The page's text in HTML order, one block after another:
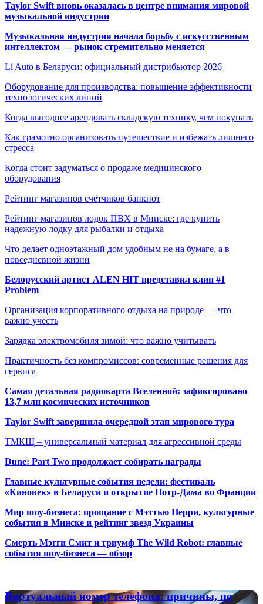
Taylor Swift вновь оказалась в центре внимания мировой
музыкальной индустрии
Музыкальная индустрия начала борьбу с искусственным
интеллектом — рынок стремительно меняется
Li Auto в Беларуси: официальный дистрибьютор 2026
Оборудование для производства: повышение эффективности
технологических линий
Когда выгоднее арендовать складскую технику, чем покупать
Как грамотно организовать путешествие и избежать лишнего
стресса
Когда стоит задуматься о продаже медицинского
оборудования
Рейтинг магазинов счётчиков банкнот
Рейтинг магазинов лодок ПВХ в Минске: где купить
надежную лодку для рыбалки и отдыха
Что делает одноэтажный дом удобным не на бумаге, а в
повседневной жизни
Белорусский артист ALEN HIT представил клип #1
Problem
Организация корпоративного отдыха на природе — что
важно учесть
Зарядка электромобиля зимой: что важно учитывать
Практичность без компромиссов: современные решения для
сервиса
Самая детальная радиокарта Вселенной: зафиксировано
13,7 млн космических источников
Taylor Swift завершила очередной этап мирового тура
ТМКЩ – универсальный материал для агрессивной среды
Dune: Part Two продолжает собирать награды
Главные культурные события недели: фестиваль
«Киновек» в Беларуси и открытие Нотр-Дама во Франции
Мир шоу-бизнеса: прощание с Мэттью Перри, культурные
события в Минске и рейтинг звезд Украины
Смерть Мэгги Смит и триумф The Wild Robot: главные
события шоу-бизнеса — обзор
Виртуальный
Виртуальный номер телефона: причины, по